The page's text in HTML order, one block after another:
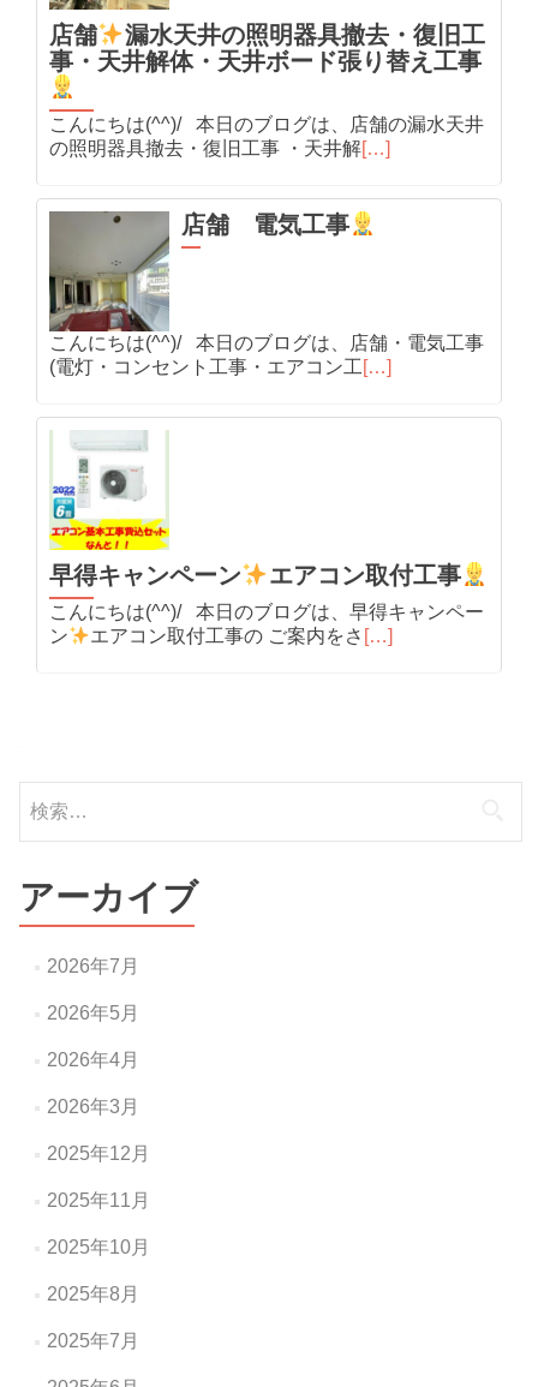
店舗
漏水天井の照明器具撤去・復旧工
事・天井解体・天井ボード張り替え工事
こんにちは(^^)/ 本日のブログは、店舗の漏水天井
の照明器具撤去・復旧工事 ・天井解[…]
店舗 電気工事
こんにちは(^^)/ 本日のブログは、店舗・電気工事
(電灯・コンセント工事・エアコン工 […]
早得キャンペーン エアコン取付工事
こんにちは(^^)/ 本日のブログは、早得キャンペー
ン
エアコン取付工事の ご案内をさ […]
索:
アーカイブ
2026年7月
2026年5月
2026年4月
2026年3月
2025年12月
2025年11月
2025年10月
2025年8月
2025年7月